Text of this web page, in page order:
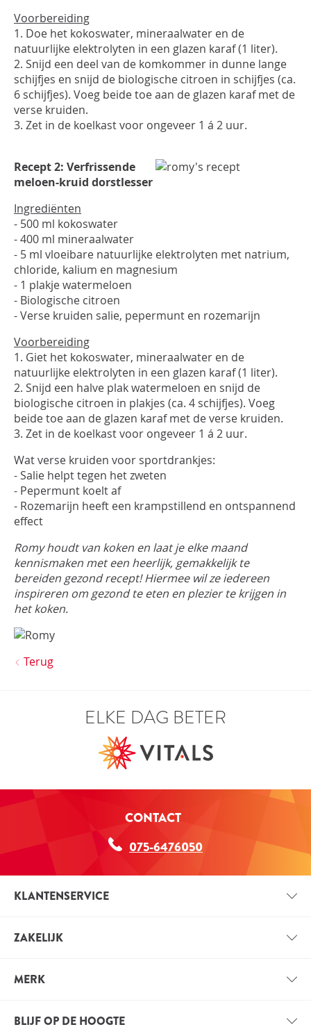
Voorbereiding
1. Doe het kokoswater, mineraalwater en de
natuurlijke elektrolyten in een glazen karaf (1 liter).
2. Snijd een deel van de komkommer in dunne lange
schijfjes en snijd de biologische citroen in schijfjes (ca.
6 schijfjes). Voeg beide toe aan de glazen karaf met de
verse kruiden.
3. Zet in de koelkast voor ongeveer 1 á 2 uur.
Recept 2: Verfrissende
meloen-kruid dorstlesser
Ingrediënten
- 500 ml kokoswater
- 400 ml mineraalwater
- 5 ml vloeibare natuurlijke elektrolyten met natrium,
chloride, kalium en magnesium
- 1 plakje watermeloen
- Biologische citroen
- Verse kruiden salie, pepermunt en rozemarijn
Voorbereiding
1. Giet het kokoswater, mineraalwater en de
natuurlijke elektrolyten in een glazen karaf (1 liter).
2. Snijd een halve plak watermeloen en snijd de
biologische citroen in plakjes (ca. 4 schijfjes). Voeg
beide toe aan de glazen karaf met de verse kruiden.
3. Zet in de koelkast voor ongeveer 1 á 2 uur.
Wat verse kruiden voor sportdrankjes:
- Salie helpt tegen het zweten
- Pepermunt koelt af
- Rozemarijn heeft een krampstillend en ontspannend
effect
Romy houdt van koken en laat je elke maand
kennismaken met een heerlijk, gemakkelijk te
bereiden gezond recept! Hiermee wil ze iedereen
inspireren om gezond te eten en plezier te krijgen in
het koken.
Terug
ELKE DAG BETER
CONTACT
075-6476050
KLANTENSERVICE
VERZENDINFORMATIE
ZAKELIJK
VACATURES
MERK
BLIJF OP DE HOOGTE